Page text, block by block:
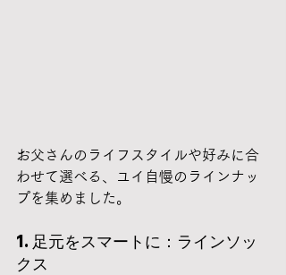
お父さんのライフスタイルや好みに合
わせて選べる、ユイ自慢のラインナッ
プを集めました。
1. 足元をスマートに：ラインソッ
クス